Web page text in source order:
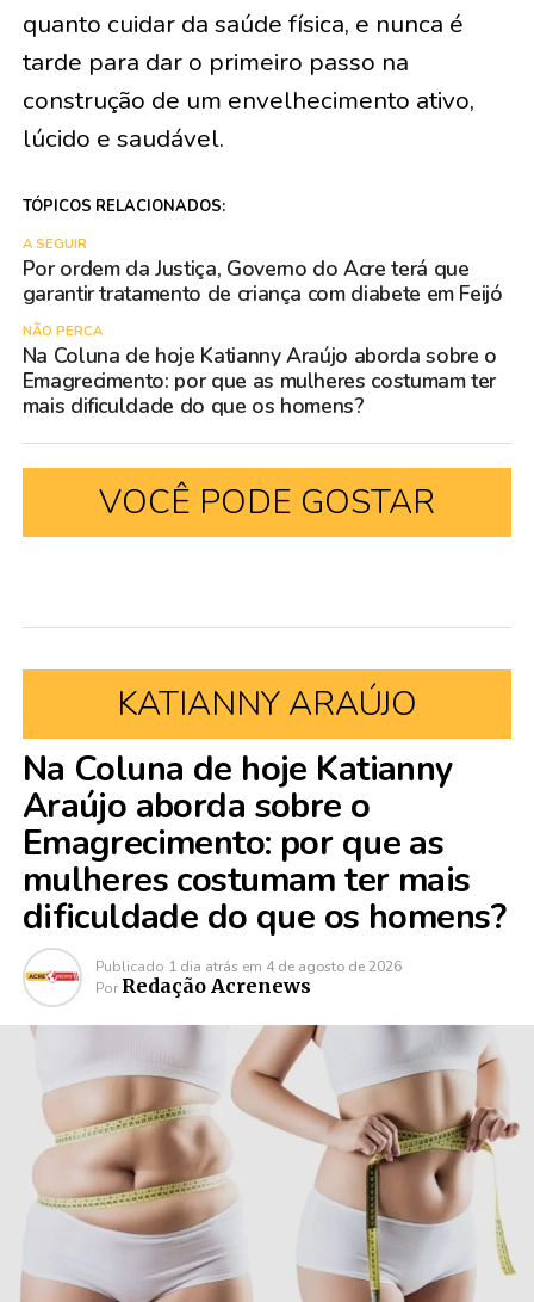
quanto cuidar da saúde física, e nunca é
tarde para dar o primeiro passo na
construção de um envelhecimento ativo,
lúcido e saudável.
TÓPICOS RELACIONADOS:
A SEGUIR
Por ordem da Justiça, Governo do Acre terá que
garantir tratamento de criança com diabete em Feijó
NÃO PERCA
Na Coluna de hoje Katianny Araújo aborda sobre o
Emagrecimento: por que as mulheres costumam ter
mais dificuldade do que os homens?
VOCÊ PODE GOSTAR
KATIANNY ARAÚJO
Na Coluna de hoje Katianny
Araújo aborda sobre o
Emagrecimento: por que as
mulheres costumam ter mais
dificuldade do que os homens?
Publicado 1 dia atrás em 4 de agosto de 2026
Por Redação Acrenews